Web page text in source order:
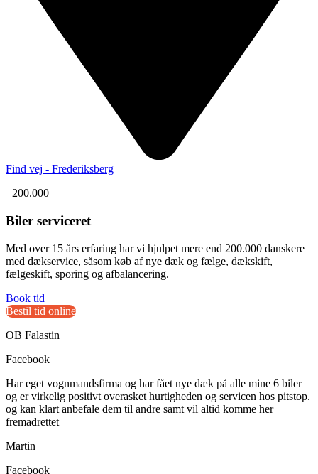
Find vej - Frederiksberg
+200.000
Biler serviceret
Med over 15 års erfaring har vi hjulpet mere end 200.000 danskere
med dækservice, såsom køb af nye dæk og fælge, dækskift,
fælgeskift, sporing og afbalancering.
Book tid
Bestil tid online
OB Falastin
Facebook
Har eget vognmandsfirma og har fået nye dæk på alle mine 6 biler
og er virkelig positivt overasket hurtigheden og servicen hos pitstop.
og kan klart anbefale dem til andre samt vil altid komme her
fremadrettet
Martin
Facebook